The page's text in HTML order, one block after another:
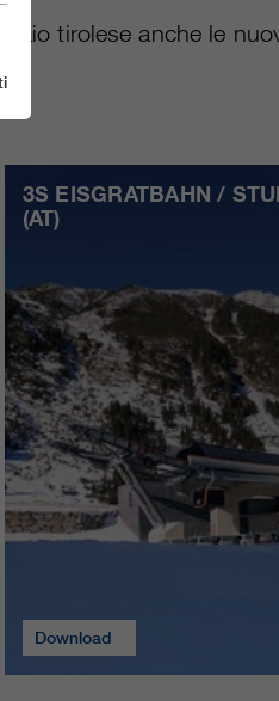
tirolese anche le
3S EISGRATBAHN /
(AT)
Download